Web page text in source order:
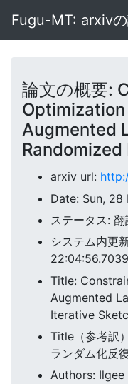
Fugu-MT: arxiv
論文の概要:
Augmented
arxiv url:
Date: Sun,
ステータス: 翻
システム内更
Title:
Augmented
Iterative
Title（参考訳
ランダム化反
Authors: Ilgee